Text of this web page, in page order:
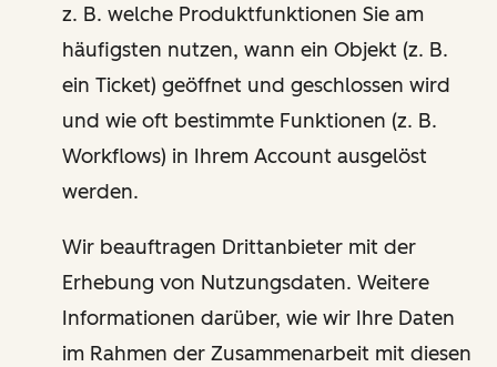
z. B. welche Produktfunktionen Sie am
häufigsten nutzen, wann ein Objekt (z. B.
ein Ticket) geöffnet und geschlossen wird
und wie oft bestimmte Funktionen (z. B.
Workflows) in Ihrem Account ausgelöst
werden.
Wir beauftragen Drittanbieter mit der
Erhebung von Nutzungsdaten. Weitere
Informationen darüber, wie wir Ihre Daten
im Rahmen der Zusammenarbeit mit diesen